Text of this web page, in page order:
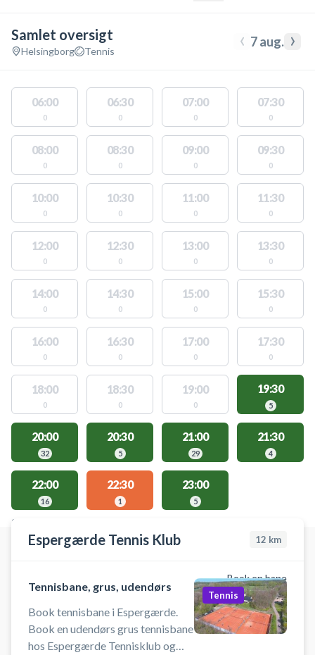
Samlet oversigt
Helsingborg Tennis ‹ 7 aug. ›
06:00
0
06:30
0
07:00
0
07:30
0
08:00
0
08:30
0
09:00
0
09:30
0
10:00
0
10:30
0
11:00
0
11:30
0
12:00
0
12:30
0
13:00
0
13:30
0
14:00
0
14:30
0
15:00
0
15:30
0
16:00
0
16:30
0
17:00
0
17:30
0
18:00
0
18:30
0
19:00
0
19:30
5
20:00
32
20:30
5
21:00
29
21:30
4
22:00
16
22:30
1
23:00
5
STEDER MED LEDIGE AKTIVITETER
Espergærde Tennis Klub 12 km
Book en bane
Tennisbane, grus, udendørs
Book tennisbane i Espergærde.
Book en udendørs grus tennisbane
hos Espergærde Tennisklub og
Tennis